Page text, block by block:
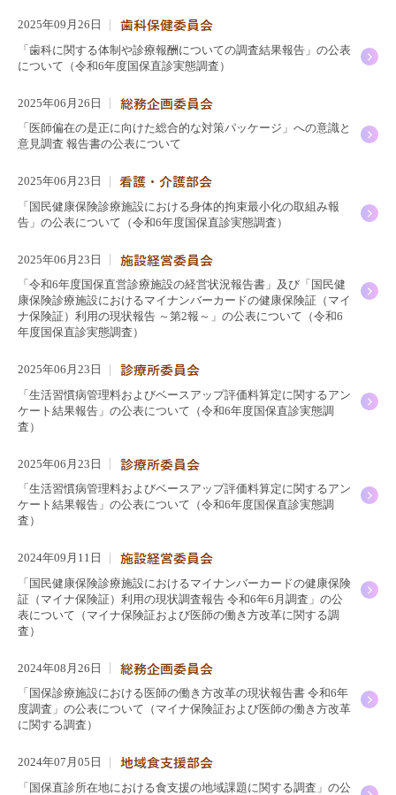
2025年09月26日
「歯科に関する体制や診療報酬についての調査結果報告」の公表
について（令和6年度国保直診実態調査）
2025年06月26日
「医師偏在の是正に向けた総合的な対策パッケージ」への意識と
意見調査 報告書の公表について
2025年06月23日
「国民健康保険診療施設における身体的拘束最小化の取組み報
告」の公表について（令和6年度国保直診実態調査）
2025年06月23日
「令和6年度国保直営診療施設の経営状況報告書」及び「国民健
康保険診療施設におけるマイナンバーカードの健康保険証（マイ
ナ保険証）利用の現状報告 ～第2報～」の公表について（令和6
年度国保直診実態調査）
2025年06月23日
「生活習慣病管理料およびベースアップ評価料算定に関するアン
ケート結果報告」の公表について（令和6年度国保直診実態調
査）
2025年06月23日
「生活習慣病管理料およびベースアップ評価料算定に関するアン
ケート結果報告」の公表について（令和6年度国保直診実態調
査）
2024年09月11日
「国民健康保険診療施設におけるマイナンバーカードの健康保険
証（マイナ保険証）利用の現状調査報告 令和6年6月調査」の公
表について（ マイナ保険証および医師の働き方改革に関する調
査 ）
2024年08月26日
「国保診療施設における医師の働き方改革の現状報告書 令和6年
度調査」の公表について（ マイナ保険証および医師の働き方改革
に関する調査 ）
2024年07月05日
「国保直診所在地における⾷⽀援の地域課題に関する調査」の公